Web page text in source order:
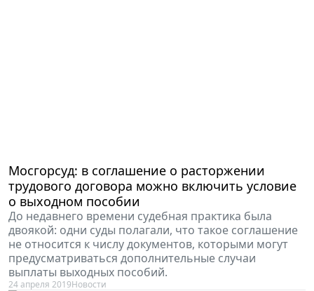
Мосгорсуд: в соглашение о расторжении
трудового договора можно включить условие
о выходном пособии
До недавнего времени судебная практика была
двоякой: одни суды полагали, что такое соглашение
не относится к числу документов, которыми могут
предусматриваться дополнительные случаи
выплаты выходных пособий.
24 апреля 2019Новости